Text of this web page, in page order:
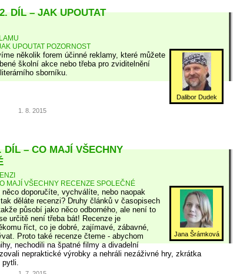
DÍL – JAK UPOUTAT
UPOUTAT POZORNOST
Dalibor Dudek
několik forem účinné reklamy, které můžete
školní akce nebo třeba pro zviditelnění
sborníku.
1. 8. 2015
DÍL – CO MAJÍ VŠECHNY
MAJÍ VŠECHNY RECENZE SPOLEČNÉ
Jana Šrámková
doporučíte, vychválíte, nebo naopak
děláte recenzi? Druhy článků v časopisech
působí jako něco odborného, ale není to
určitě není třeba bát! Recenze je
říct, co je dobré, zajímavé, zábavné,
Proto také recenze čteme - abychom
nechodili na špatné filmy a divadelní
nepraktické výrobky a nehráli nezáživné hry, zkrátka